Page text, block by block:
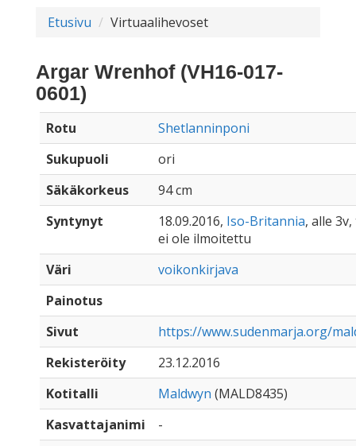
Etusivu Virtuaalihevoset
Argar Wrenhof (VH16-017-
0601)
Rotu
Shetlanninponi
Sukupuoli
ori
Säkäkorkeus
94 cm
Syntynyt
18.09.2016, Iso-Britannia, alle
ei ole ilmoitettu
Väri
voikonkirjava
Painotus
Sivut
https://www.sudenmarja.org/
Rekisteröity
23.12.2016
Kotitalli
Maldwyn (MALD8435)
Kasvattajanimi
-